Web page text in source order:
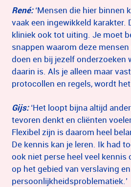
René:‘Mensen die hier binnen
vaak een ingewikkeld karakter.
kliniek ook tot uiting. Je moet
snappen waarom deze
doen en bij jezelf onderzoeken
daarin is. Als je alleen maar
protocollen en regels, wordt het
Gijs:‘Het loopt bijna altijd
tevoren denkt en cliënten
Flexibel zijn is daarom heel
De kennis kan je leren. Ik had
ook niet perse heel veel kennis
op het gebied van verslaving en
persoonlijkheidsproblematiek.’